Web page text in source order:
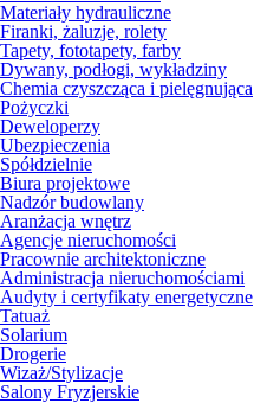
Materiały hydrauliczne
Firanki, żaluzje, rolety
Tapety, fototapety, farby
Dywany, podłogi, wykładziny
Chemia czyszcząca i pielęgnująca
Pożyczki
Deweloperzy
Ubezpieczenia
Spółdzielnie
Biura projektowe
Nadzór budowlany
Aranżacja wnętrz
Agencje nieruchomości
Pracownie architektoniczne
Administracja nieruchomościami
Audyty i certyfikaty energetyczne
Tatuaż
Solarium
Drogerie
Wizaż/Stylizacje
Salony Fryzjerskie